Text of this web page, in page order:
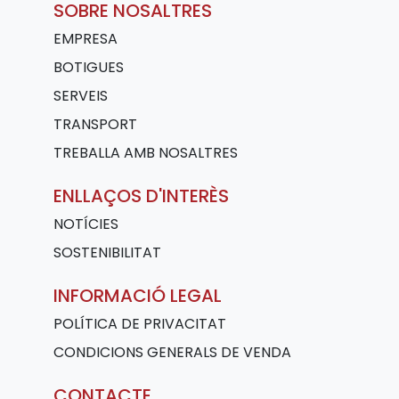
SOBRE NOSALTRES
EMPRESA
BOTIGUES
SERVEIS
TRANSPORT
TREBALLA AMB NOSALTRES
ENLLAÇOS D'INTERÈS
NOTÍCIES
SOSTENIBILITAT
INFORMACIÓ LEGAL
POLÍTICA DE PRIVACITAT
CONDICIONS GENERALS DE VENDA